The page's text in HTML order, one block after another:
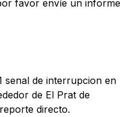
favor envíe un informe
senal de interrupcion en
de El Prat de
directo.